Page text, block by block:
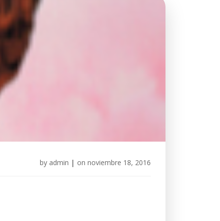
by admin | on noviembre 18, 2016